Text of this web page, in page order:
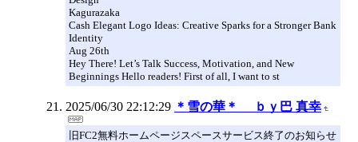
Kagurazaka
Cash Elegant Logo Ideas: Creative Sparks for a Stronger Bank
Identity
Aug 26th
Hey There! Let’s Talk Success, Motivation, and New
Beginnings Hello readers! First of all, I want to st
2025/06/30 22:12:29 ＊雪の華＊ ｂｙ巴 真幸
旧FC2無料ホームページスペースサービス終了のお知らせ